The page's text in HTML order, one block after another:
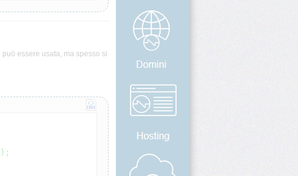
può essere usata, ma spesso si
) ;